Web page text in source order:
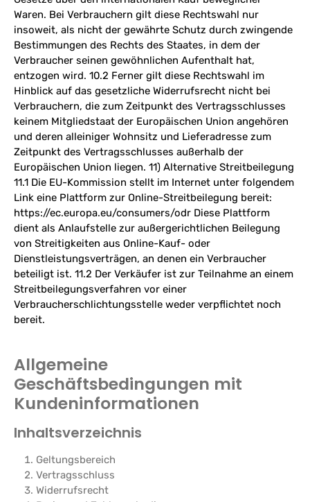
Allgemeine
Geschäftsbedingungen mit
Kundeninformationen
Inhaltsverzeichnis
Geltungsbereich
Vertragsschluss
Widerrufsrecht